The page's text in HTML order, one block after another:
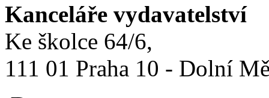
Kanceláře vydavatelství
Ke školce 64/6,
111 01 Praha 10 - Dolní